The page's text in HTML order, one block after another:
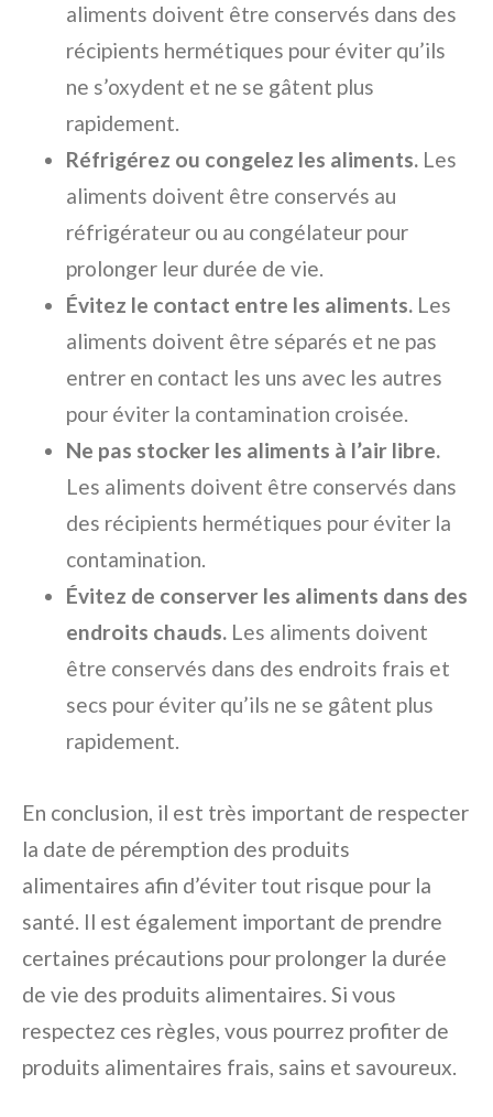
aliments doivent être conservés dans des
récipients hermétiques pour éviter qu’ils
ne s’oxydent et ne se gâtent plus
rapidement.
Réfrigérez ou congelez les aliments. Les
aliments doivent être conservés au
réfrigérateur ou au congélateur pour
prolonger leur durée de vie.
Évitez le contact entre les aliments. Les
aliments doivent être séparés et ne pas
entrer en contact les uns avec les autres
pour éviter la contamination croisée.
Ne pas stocker les aliments à l’air libre.
Les aliments doivent être conservés dans
des récipients hermétiques pour éviter la
contamination.
Évitez de conserver les aliments dans des
endroits chauds. Les aliments doivent
être conservés dans des endroits frais et
secs pour éviter qu’ils ne se gâtent plus
rapidement.
En conclusion, il est très important de respecter
la date de péremption des produits
alimentaires afin d’éviter tout risque pour la
santé. Il est également important de prendre
certaines précautions pour prolonger la durée
de vie des produits alimentaires. Si vous
respectez ces règles, vous pourrez profiter de
produits alimentaires frais, sains et savoureux.